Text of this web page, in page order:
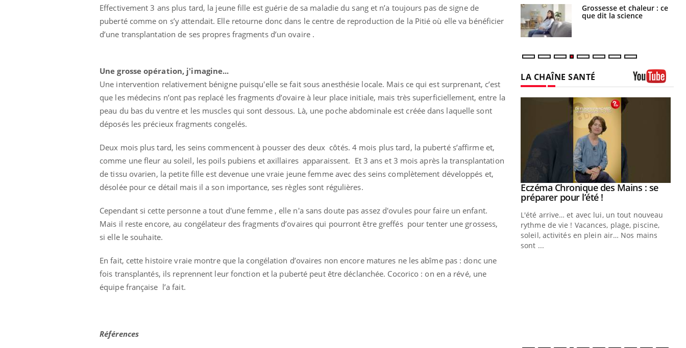
Effectivement 3 ans plus tard, la jeune fille est guérie de sa maladie du sang et n’a toujours pas de signe de
puberté comme on s’y attendait. Elle retourne donc dans le centre de reproduction de la Pitié où elle va bénéficier
d’une transplantation de ses propres fragments d’un ovaire .
Une grosse opération, j'imagine...
Une intervention relativement bénigne puisqu'elle se fait sous anesthésie locale. Mais ce qui est surprenant, c’est
que les médecins n’ont pas replacé les fragments d’ovaire à leur place initiale, mais très superficiellement, entre la
peau du bas du ventre et les muscles qui sont dessous. Là, une poche abdominale est créée dans laquelle sont
déposés les précieux fragments congelés.
Deux mois plus tard, les seins commencent à pousser des deux côtés. 4 mois plus tard, la puberté s’affirme et,
comme une fleur au soleil, les poils pubiens et axillaires apparaissent. Et 3 ans et 3 mois après la transplantation
de tissu ovarien, la petite fille est devenue une vraie jeune femme avec des seins complètement développés et,
désolée pour ce détail mais il a son importance, ses règles sont régulières.
Cependant si cette personne a tout d'une femme , elle n'a sans doute pas assez d'ovules pour faire un enfant.
Mais il reste encore, au congélateur des fragments d’ovaires qui pourront être greffés pour tenter une grossess,
si elle le souhaite.
En fait, cette histoire vraie montre que la congélation d’ovaires non encore matures ne les abîme pas : donc une
fois transplantés, ils reprennent leur fonction et la puberté peut être déclanchée. Cocorico : on en a révé, une
équipe française l’a fait.
Références
Chikungunya, dengue,
West Nile : que se passe-
t-il dans le sud de la
France ?
La sieste empêche-t-elle Fortes chaleurs :
pourquoi le risque de
noyade grimpe-t-il ?
Grossesse et chaleur : ce
que dit la science
LA CHAÎNE SANTÉ
Eczéma Chronique des Mains :
Il y a des sujets qui sont faciles à aborder...
d'autres non ! D'un côté, poser des
questions sur la maladie d'un proche c'est
Youtube
Carence en fer : comprendre pour
Fatigue, irritabilité, brouillard mental ou
même alopécie… Les symptômes de la
En 2026, l'insuline dans le diabète de type 2
reste entourée d'idées reçues chez les
Youtube
Eczéma Chronique des Mains : se
préparer pour l’été !Youtube
L'été arrive… et avec lui, un tout nouveau
rythme de vie ! Vacances, plage, piscine,
soleil, activités en plein air… Nos mains
sont ...